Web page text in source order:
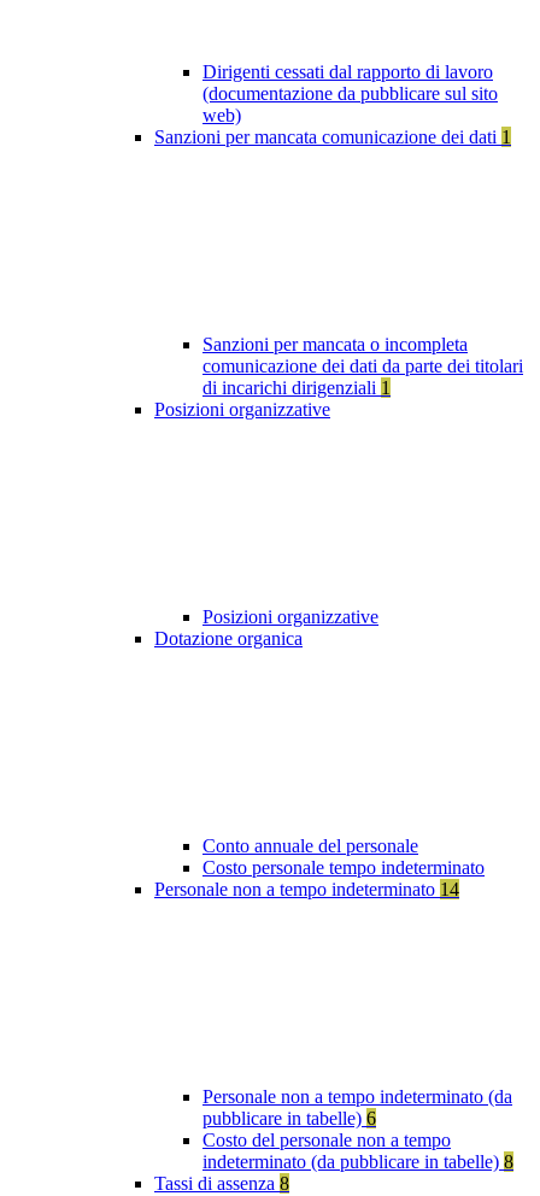
Dirigenti cessati dal rapporto di lavoro
(documentazione da pubblicare sul sito
web)
Sanzioni per mancata comunicazione dei dati 1
Sanzioni per mancata o incompleta
comunicazione dei dati da parte dei titolari
di incarichi dirigenziali 1
Posizioni organizzative
Posizioni organizzative
Dotazione organica
Conto annuale del personale
Costo personale tempo indeterminato
Personale non a tempo indeterminato 14
Personale non a tempo indeterminato (da
pubblicare in tabelle) 6
Costo del personale non a tempo
indeterminato (da pubblicare in tabelle) 8
Tassi di assenza 8